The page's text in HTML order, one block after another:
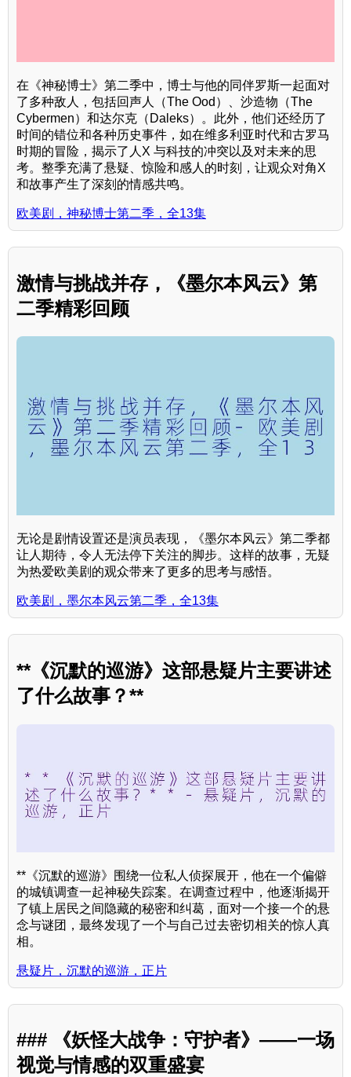
在《神秘博士》第二季中，博士与他的同伴罗斯一起面对
了多种敌人，包括回声人（The Ood）、沙造物（The
Cybermen）和达尔克（Daleks）。此外，他们还经历了
时间的错位和各种历史事件，如在维多利亚时代和古罗马
时期的冒险，揭示了人X 与科技的冲突以及对未来的思
考。整季充满了悬疑、惊险和感人的时刻，让观众对角X
和故事产生了深刻的情感共鸣。
欧美剧，神秘博士第二季，全13集
激情与挑战并存，《墨尔本风云》第
二季精彩回顾
无论是剧情设置还是演员表现，《墨尔本风云》第二季都
让人期待，令人无法停下关注的脚步。这样的故事，无疑
为热爱欧美剧的观众带来了更多的思考与感悟。
欧美剧，墨尔本风云第二季，全13集
**《沉默的巡游》这部悬疑片主要讲述
了什么故事？**
**《沉默的巡游》围绕一位私人侦探展开，他在一个偏僻
的城镇调查一起神秘失踪案。在调查过程中，他逐渐揭开
了镇上居民之间隐藏的秘密和纠葛，面对一个接一个的悬
念与谜团，最终发现了一个与自己过去密切相关的惊人真
相。
悬疑片，沉默的巡游，正片
### 《妖怪大战争：守护者》——一场
视觉与情感的双重盛宴